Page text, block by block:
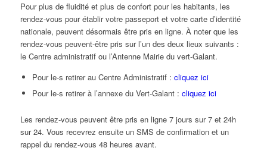
Pour plus de fluidité et plus de confort pour les habitants, les
rendez-vous pour établir votre passeport et votre carte d’identité
nationale, peuvent désormais être pris en ligne. À noter que les
rendez-vous peuvent-être pris sur l’un des deux lieux suivants :
le Centre administratif ou l’Antenne Mairie du vert-Galant.
Pour le-s retirer au Centre Administratif : cliquez ici
Pour le-s retirer à l’annexe du Vert-Galant : cliquez ici
Les rendez-vous peuvent être pris en ligne 7 jours sur 7 et 24h
sur 24. Vous recevrez ensuite un SMS de confirmation et un
rappel du rendez-vous 48 heures avant.